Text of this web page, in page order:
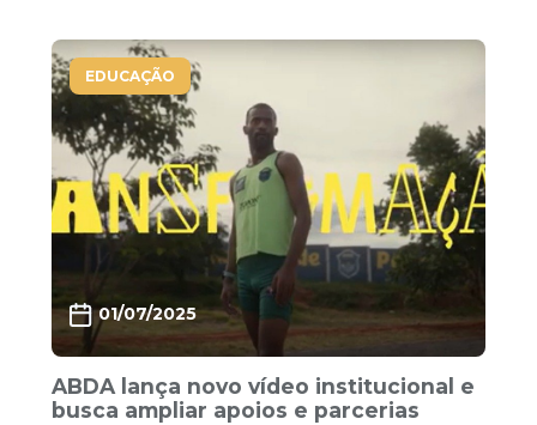
EDUCAÇÃO
01/07/2025
ABDA lança novo vídeo institucional e
busca ampliar apoios e parcerias